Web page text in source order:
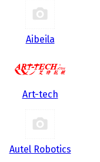
Aibeila
Art-tech
Autel Robotics